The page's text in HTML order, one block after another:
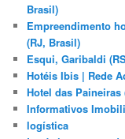
Brasil)
Empreendimento
(RJ, Brasil)
Esqui, Garibaldi
Hotéis Ibis | Rede
Hotel das Paineiras
Informativos
logística